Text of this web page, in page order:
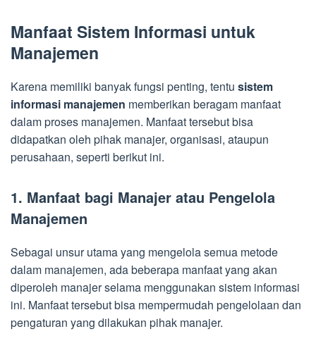
Manfaat Sistem Informasi untuk
Manajemen
Karena memiliki banyak fungsi penting, tentu sistem
informasi manajemen memberikan beragam manfaat
dalam proses manajemen. Manfaat tersebut bisa
didapatkan oleh pihak manajer, organisasi, ataupun
perusahaan, seperti berikut ini.
1. Manfaat bagi Manajer atau Pengelola
Manajemen
Sebagai unsur utama yang mengelola semua metode
dalam manajemen, ada beberapa manfaat yang akan
diperoleh manajer selama menggunakan sistem informasi
ini. Manfaat tersebut bisa mempermudah pengelolaan dan
pengaturan yang dilakukan pihak manajer.